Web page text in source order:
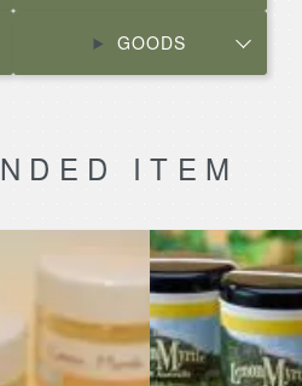
GOODS
ITEM